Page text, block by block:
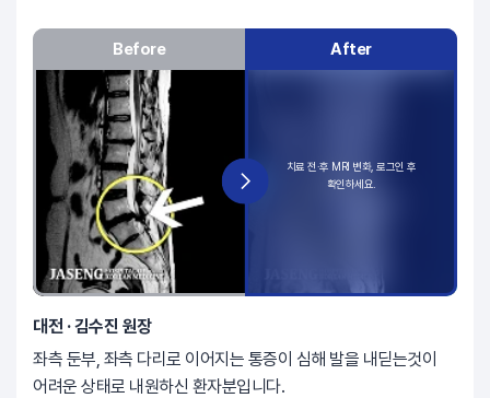
Before After
대전 · 김수진 원장
좌측 둔부, 좌측 다리로 이어지는 통증이 심해 발을 내딛는것이
어려운 상태로 내원하신 환자분입니다.